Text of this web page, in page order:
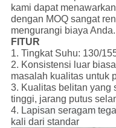
kami dapat
dengan MOQ sangat
mengurangi biaya Anda.
FITUR
1. Tingkat Suhu: 130/
2. Konsistensi luar
masalah kualitas untuk
3. Kualitas belitan yang
tinggi, jarang putus
4. Lapisan seragam
kali dari standar